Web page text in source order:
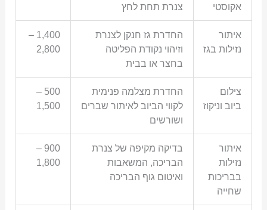
אקוסטי
צנרת תחת לחץ
איתור
נזילות בגז
החדרת גז חנקן לצנרת
וזיהוי נקודת הפליטה
בחצר או בבית
1,400 –
2,800
צילום
ביוב וניקוז
החדרת מצלמה פנימית
לקווי הביוב לאיתור שברים
ושורשים
500 –
1,500
איתור
נזילות
בבריכות
שחייה
בדיקה מקיפה של צנרת
הבריכה, המשאבות
ואיטום גוף הבריכה
900 –
1,800